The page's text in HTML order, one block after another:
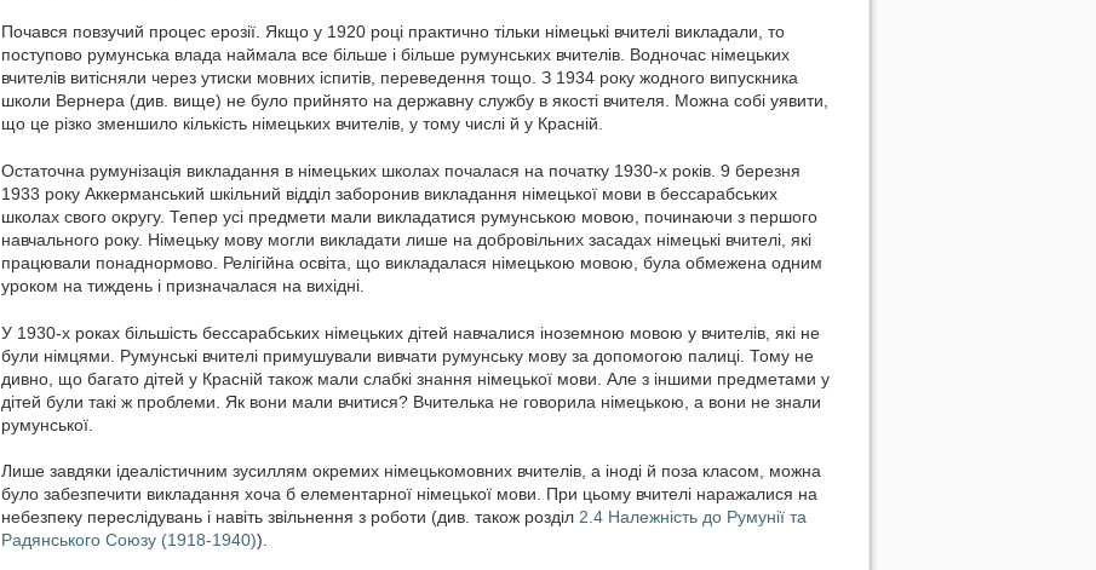
Почався повзучий процес ерозії. Якщо у 1920 році практично тільки німецькі вчителі викладали, то
поступово румунська влада наймала все більше і більше румунських вчителів. Водночас німецьких
вчителів витісняли через утиски мовних іспитів, переведення тощо. З 1934 року жодного випускника
школи Вернера (див. вище) не було прийнято на державну службу в якості вчителя. Можна собі уявити,
що це різко зменшило кількість німецьких вчителів, у тому числі й у Красній.
Остаточна румунізація викладання в німецьких школах почалася на початку 1930-х років. 9 березня
1933 року Аккерманський шкільний відділ заборонив викладання німецької мови в бессарабських
школах свого округу. Тепер усі предмети мали викладатися румунською мовою, починаючи з першого
навчального року. Німецьку мову могли викладати лише на добровільних засадах німецькі вчителі, які
працювали понаднормово. Релігійна освіта, що викладалася німецькою мовою, була обмежена одним
уроком на тиждень і призначалася на вихідні.
У 1930-х роках більшість бессарабських німецьких дітей навчалися іноземною мовою у вчителів, які не
були німцями. Румунські вчителі примушували вивчати румунську мову за допомогою палиці. Тому не
дивно, що багато дітей у Красній також мали слабкі знання німецької мови. Але з іншими предметами у
дітей були такі ж проблеми. Як вони мали вчитися? Вчителька не говорила німецькою, а вони не знали
румунської.
Лише завдяки ідеалістичним зусиллям окремих німецькомовних вчителів, а іноді й поза класом, можна
було забезпечити викладання хоча б елементарної німецької мови. При цьому вчителі наражалися на
небезпеку переслідувань і навіть звільнення з роботи (див. також розділ 2.4 Належність до Румунії та
Радянського Союзу (1918-1940)).